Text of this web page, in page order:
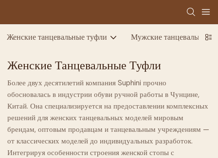
Женские танцевальные туфли Мужские танцевальные
Женские Танцевальные Туфли
Более двух десятилетий компания Suphini прочно
обосновалась в индустрии обуви ручной работы в Чунцине,
Китай. Она специализируется на предоставлении комплексных
решений для женских танцевальных моделей мировым
брендам, оптовым продавцам и танцевальным учреждениям —
от классических моделей до индивидуальных разработок.
Интегрируя особенности строения женской стопы с